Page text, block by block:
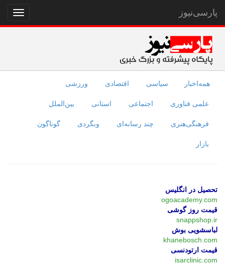
نمایش
منو
پارسی‌نیوز
همه‌اخبار سیاسی اقتصادی ورزشی
علمی فناوری اجتماعی استانی بین‌الملل
فرهنگی‌هنری چند رسانه‌ای وبگردی گوناگون
بازار
تحصیل در انگلیس
ogoacademy.com
قیمت روز گوشی
snappshop.ir
لباسشویی بوش
khanebosch.com
قیمت ارتودنسی
isarclinic.com